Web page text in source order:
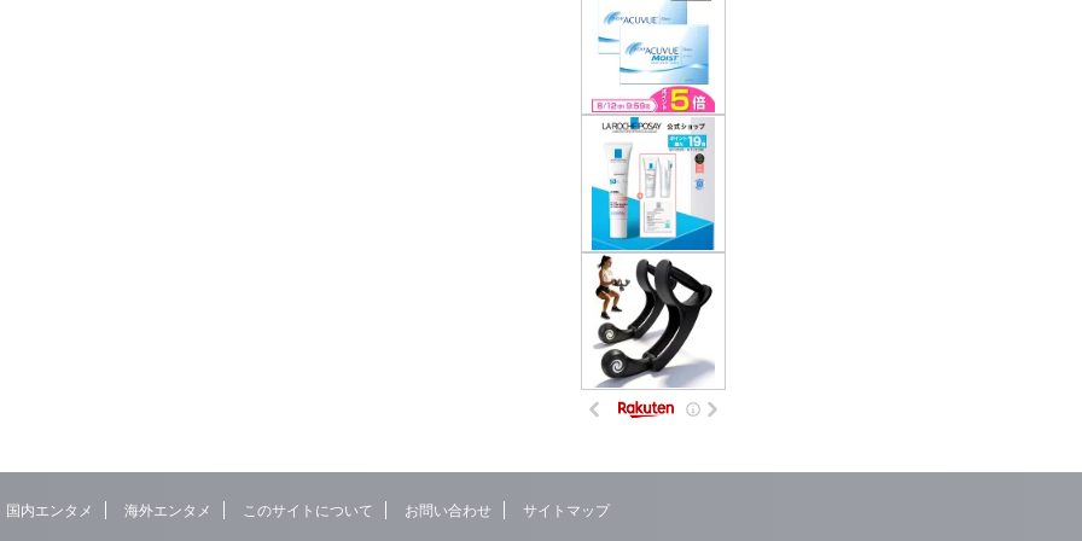
国内エンタメ 海外エンタメ このサイトについて お問い合わせ サイトマップ